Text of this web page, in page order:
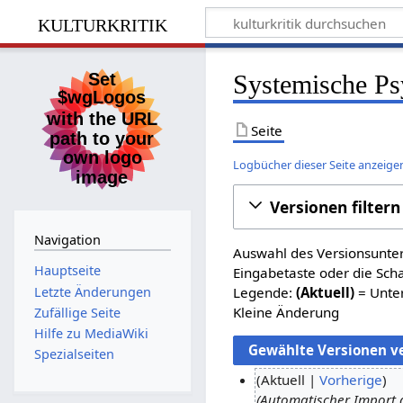
kulturkritik
Systemische
Seite
Logbücher dieser Seite
Versionen filtern
Auswahl des
Eingabetaste oder die
Legende:(Aktuell) =
Kleine Änderung
Aktuell Vorherige
Navigation
Hauptseite
Letzte Änderungen
Zufällige Seite
Hilfe zu MediaWiki
Spezialseiten